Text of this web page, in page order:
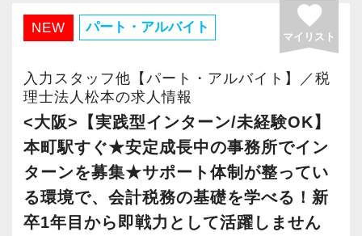
A. 上司や先輩に相談しやすく、風通しの良い職
場だと感じています。
＜求める人材＞
・税務経験を活かして成長したい方
・キャリアアップ志向のある方
・主体的に業務を進められる方
・顧客対応や提案業務に挑戦したい方
・資産税など専門性を高めたい方
・将来的にマネジメントに関わりたい方
さらに2022年12月には「柏オフィス」を開設
し、2025年には大阪オフィスを増床するなど、
事業拡大を続けています。
安定性抜群の環境で自己成長を実現できます。
社員の持つ「やる・やりたい」という気持ちを
大事にしているため、資格を持っていなくて
も、スピーディーなキャリアアップが可能で
す！
NEW パート・アルバイト favorite
マイリスト
入力スタッフ他【パート・アルバイト】／税
理士法人松本の求人情報
<大阪>【実践型インターン/未経験OK】
本町駅すぐ★安定成長中の事務所でイン
ターンを募集★サポート体制が整ってい
る環境で、会計税務の基礎を学べる！新
卒1年目から即戦力として活躍しません